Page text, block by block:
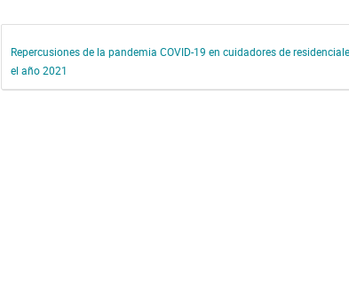
Repercusiones de la pandemia COVID-19 en cuidadores de
el año 2021